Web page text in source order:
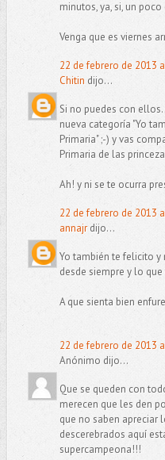
minutos, ya, si, un
Venga que es viernes
22 de febrero de 2013
Chitin dijo...
Si no puedes con
nueva categoría "Yo
Primaria" ;-) y vas
Primaria de las
Ah! y ni se te ocurra
22 de febrero de 2013
annajrdijo...
Yo también te felicito
desde siempre y lo
A que sienta bien
22 de febrero de 2013
Anónimo dijo...
Que se queden con
merecen que les den
que no saben apreciar
descerebrados aquí
supercampeona!!!